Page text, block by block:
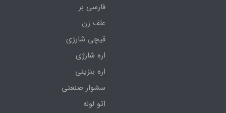
فارسی بر
علف زن
قیچی شارژی
اره شارژی
اره بنزینی
سشوار صنعتی
اتو لوله